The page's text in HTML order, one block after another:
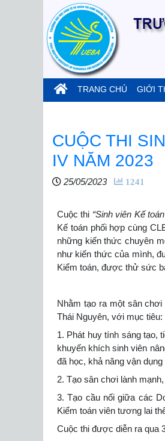
TRANG CHỦ (current)
GIỚI
CUỘC THI
IV NĂM 2023
25/05/2023 1241
Cuộc thi “Sinh viên Kế
Kế toán phối hợp cùng
những kiến thức chuyên
như kiến thức của mình,
Kiểm toán, được thử sức
Nhằm tạo ra một sân
Thái Nguyên, với mục tiêu:
1. Phát huy tính sáng tạo,
khuyến khích sinh viên
đã học, khả năng vận
2. Tạo sân chơi lành
3. Tạo cầu nối giữa các
Kiểm toán viên tương lai
Cuộc thi được diễn ra qua